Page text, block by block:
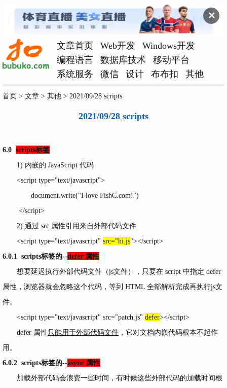
✕
文章首页 Web开发
Windows开发
编程语言
数据库技术
移动平台
系统服务
微信 设计 布布扣 其他
首页 > 文章 > 其他 > 2021/09/28 scripts
2021/09/28 scripts
6.0 scripts标签
1) 内嵌的 JavaScript 代码
<script type="text/javascript">
document.write("I love FishC.com!")
</script>
2) 通过 src 属性引用来自外部代码文件
<script type="text/javascript" src="hi.js"></script>
6.0.1 scripts标签的--defer 属性
想要延迟执行外部代码文件（js文件），只要在 script 中指定 defer
属性，浏览器就会忽略这个代码，等到 HTML 全部解析完成再执行js文
件。
<script type="text/javascript" src="patch.js" defer></script>
defer 属性只能用于外部代码文件 ，它对文档内嵌代码根本不起作
用。
6.0.2 scripts标签的--async 属性
加载外部代码会浪费一些时间，有时候这些外部代码的加载时间根